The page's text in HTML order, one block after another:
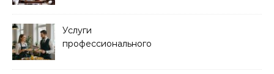
Услуги
профессионального